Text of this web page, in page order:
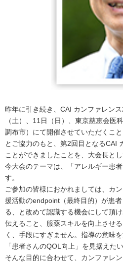
昨年に引き続き、CAI カンファレン
（土）、11日（日）、東京慈恵会医
調布市）にて開催させていただくこ
とご協力のもと、第2回目となるCAI
ことができましたことを、大会長と
今大会のテーマは、「アレルギー患
す。
ご参加の皆様におかれましては、カ
援活動のendpoint（最終目的）が患
る、と改めて認識する機会にして頂
伝えること、服薬スキルを向上させ
く、手段にすぎません。指導の意味
「患者さんのQOL向上」を見据えた
そんな目的に合わせて、カンファレ